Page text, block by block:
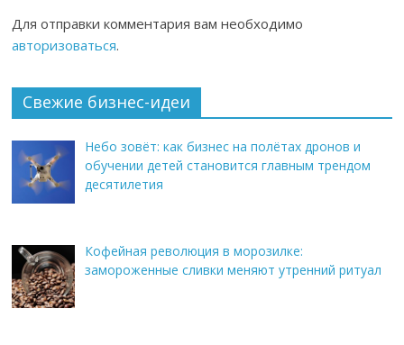
Для отправки комментария вам необходимо
авторизоваться.
Свежие бизнес-идеи
Небо зовёт: как бизнес на полётах дронов и
обучении детей становится главным трендом
десятилетия
Кофейная революция в морозилке:
замороженные сливки меняют утренний ритуал